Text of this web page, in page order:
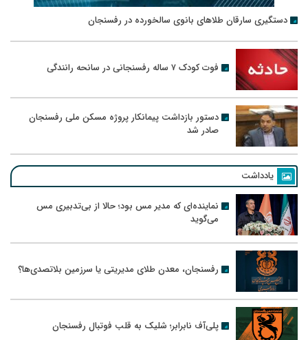
دستگیری سارقان طلاهای بانوی سالخورده در رفسنجان
فوت کودک ۷ ساله رفسنجانی در سانحه رانندگی
دستور بازداشت پیمانکار پروژه مسکن ملی رفسنجان
صادر شد
یادداشت
نماینده‌ای که مدیر مس بود؛ حالا از بی‌تدبیری مس
می‌گوید
رفسنجان، معدن طلای مدیریتی یا سرزمین بلاتصدی‌ها؟
پلی‌آف نابرابر؛ شلیک به قلب فوتبال رفسنجان